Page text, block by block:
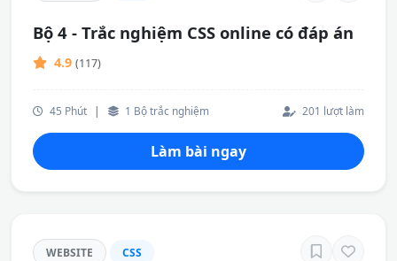
Bộ 4 - Trắc nghiệm CSS online có đáp án
4.9 (117)
45 Phút | 1 Bộ trắc nghiệm 201 lượt làm
Làm bài ngay
WEBSITE CSS